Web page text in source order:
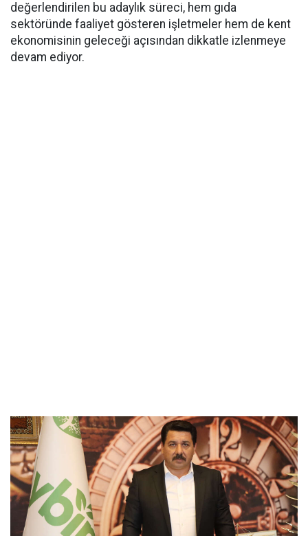
değerlendirilen bu adaylık süreci, hem gıda
sektöründe faaliyet gösteren işletmeler hem de kent
ekonomisinin geleceği açısından dikkatle izlenmeye
devam ediyor.